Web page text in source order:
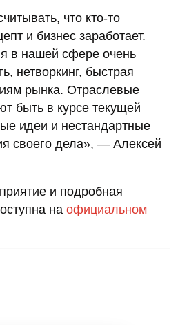
что кто-то
и бизнес заработает.
в нашей сфере очень
нетворкинг, быстрая
рынка. Отраслевые
быть в курсе текущей
идеи и нестандартные
своего дела», — Алексей
и подробная
на официальном